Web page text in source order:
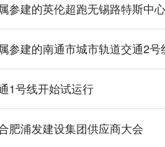
参建的英伦超跑无锡路特斯中
参建的南通市城市轨道交通2
1号线开始试运行
肥浦发建设集团供应商大会